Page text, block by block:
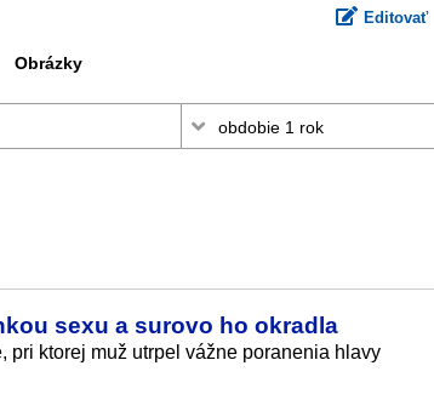
Editovať
Obrázky
sexu a surovo ho okradla
ktorej muž utrpel vážne poranenia hlavy